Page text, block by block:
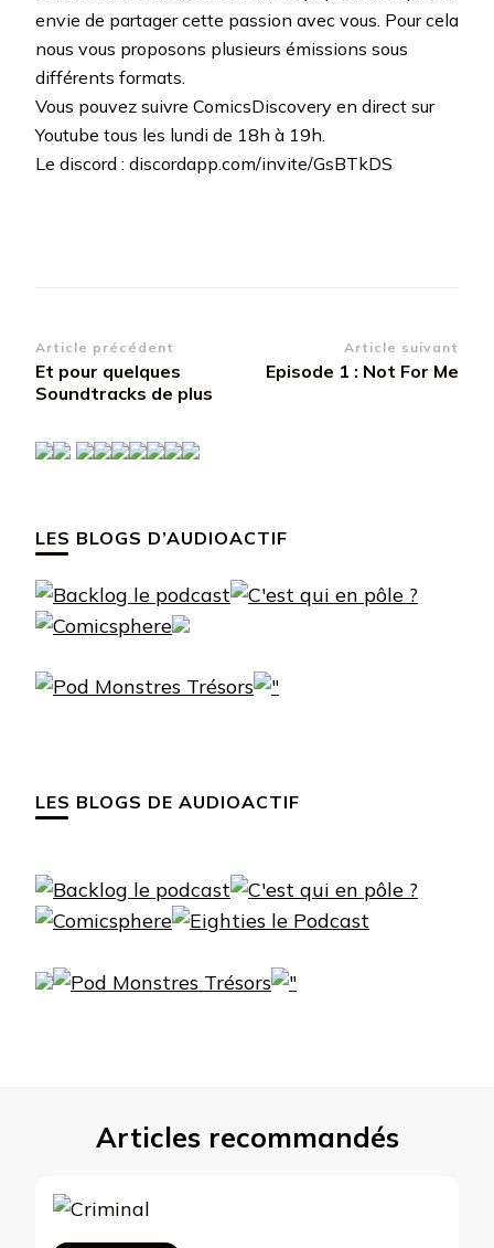
envie de partager cette passion avec vous. Pour cela
nous vous proposons plusieurs émissions sous
différents formats.
Vous pouvez suivre ComicsDiscovery en direct sur
Youtube tous les lundi de 18h à 19h.
Le discord : discordapp.com/invite/GsBTkDS
Navigation
d’article
Article précédent
Et pour quelques
Soundtracks de plus
Article suivant
Episode 1 : Not For Me
LES BLOGS D’AUDIOACTIF
LES BLOGS DE AUDIOACTIF
Articles recommandés